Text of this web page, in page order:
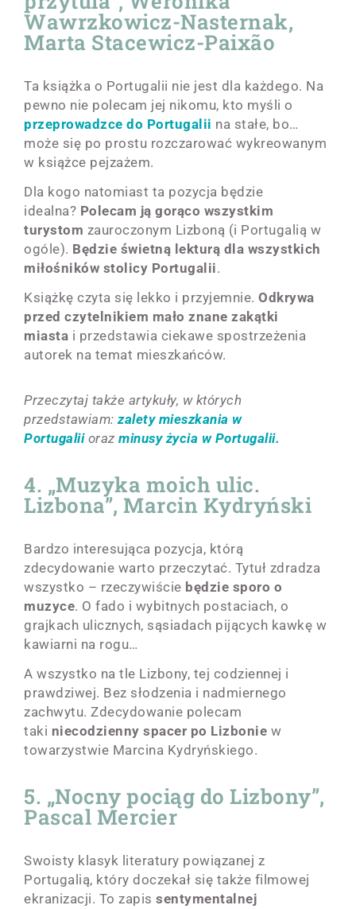
Wawrzkowicz-Nasternak,
Marta Stacewicz-Paixão
Ta książka o Portugalii nie jest dla każdego. Na
pewno nie polecam jej nikomu, kto myśli o
przeprowadzce do Portugalii na stałe, bo…
może się po prostu rozczarować wykreowanym
w książce pejzażem.
Dla kogo natomiast ta pozycja będzie
idealna? Polecam ją gorąco wszystkim
turystom zauroczonym Lizboną (i Portugalią w
ogóle). Będzie świetną lekturą dla wszystkich
miłośników stolicy Portugalii.
Książkę czyta się lekko i przyjemnie. Odkrywa
przed czytelnikiem mało znane zakątki
miasta i przedstawia ciekawe spostrzeżenia
autorek na temat mieszkańców.
Przeczytaj także artykuły, w których
przedstawiam:zalety mieszkania w
Portugalii oraz minusy życia w Portugalii.
4. „Muzyka moich ulic.
Lizbona”, Marcin Kydryński
Bardzo interesująca pozycja, którą
zdecydowanie warto przeczytać. Tytuł zdradza
wszystko – rzeczywiście będzie sporo o
muzyce. O fado i wybitnych postaciach, o
grajkach ulicznych, sąsiadach pijących kawkę w
kawiarni na rogu…
A wszystko na tle Lizbony, tej codziennej i
prawdziwej. Bez słodzenia i nadmiernego
zachwytu. Zdecydowanie polecam
taki niecodzienny spacer po Lizbonie w
towarzystwie Marcina Kydryńskiego.
5. „Nocny pociąg do Lizbony”,
Pascal Mercier
Swoisty klasyk literatury powiązanej z
Portugalią, który doczekał się także filmowej
ekranizacji. To zapis sentymentalnej